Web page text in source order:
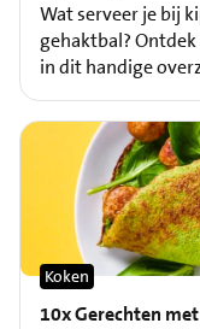
Wat serveer je bij
gehaktbal?
in dit handige
10x Gerechten
Koken